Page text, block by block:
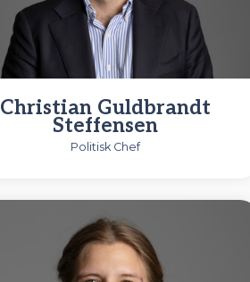
Christian Guldbrandt
Steffensen
Politisk Chef